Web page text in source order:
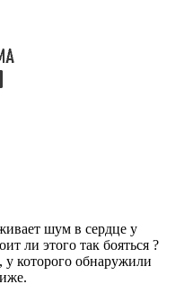
шум в сердце у
ли этого так бояться ?
у которого обнаружили